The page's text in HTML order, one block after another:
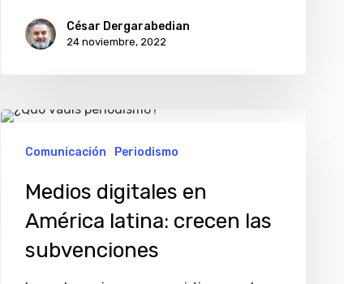
César Dergarabedian
24 noviembre, 2022
Medios
digitales
América
latina:
crecen
Comunicación Periodismo
Medios digitales en
América latina: crecen las
subvenciones